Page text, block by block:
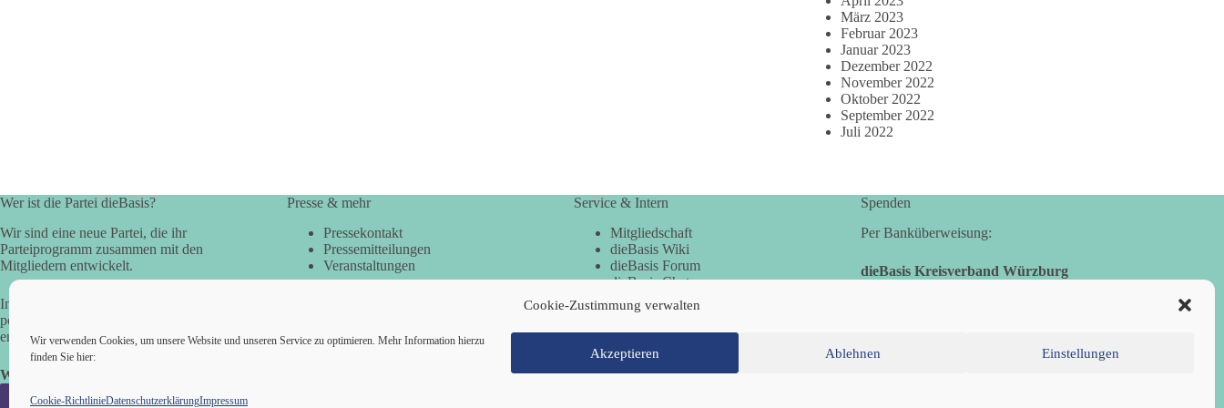
Cookie-Zustimmung verwalten
Wir verwenden Cookies, um unsere Website und unseren Service zu optimieren. Mehr Information hierzu
finden Sie hier:
Akzeptieren Ablehnen Einstellungen
Cookie-RichtlinieDatenschutzerklärungImpressum
März 2023
Februar 2023
Januar 2023
Dezember 2022
November 2022
Oktober 2022
September 2022
Juli 2022
Wer ist die Partei dieBasis?
Wir sind eine neue Partei, die ihr
Parteiprogramm zusammen mit den
Mitgliedern entwickelt.
In der Basisdemokratie werden die
politischen Fragen direkt vom Volk
entschieden.
Wir alle sind die Basis!
Presse & mehr
Pressekontakt
Pressemitteilungen
Veranstaltungen
Service & Intern
Mitgliedschaft
dieBasis Wiki
dieBasis Forum
dieBasis Chat
dieBasis Merchandising
Cookie-Zustimmung
Spenden
Per Banküberweisung:
dieBasis Kreisverband Würzburg